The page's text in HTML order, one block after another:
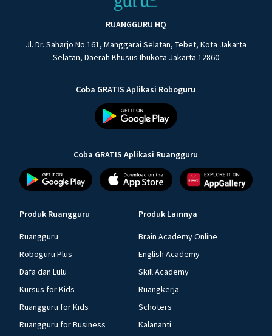
RUANGGURU HQ
Jl. Dr. Saharjo No.161, Manggarai Selatan, Tebet, Kota Jakarta
Selatan, Daerah Khusus Ibukota Jakarta 12860
Coba GRATIS Aplikasi Roboguru
Coba GRATIS Aplikasi Ruangguru
Produk Ruangguru
Ruangguru
Roboguru Plus
Dafa dan Lulu
Kursus for Kids
Ruangguru for Kids
Ruangguru for Business
Produk Lainnya
Brain Academy Online
English Academy
Skill Academy
Ruangkerja
Schoters
Kalananti